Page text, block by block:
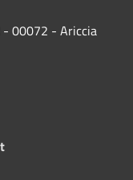
- 00072 - Ariccia